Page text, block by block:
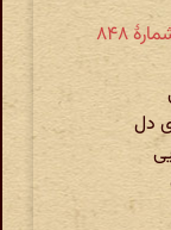
۸۴۸
دل